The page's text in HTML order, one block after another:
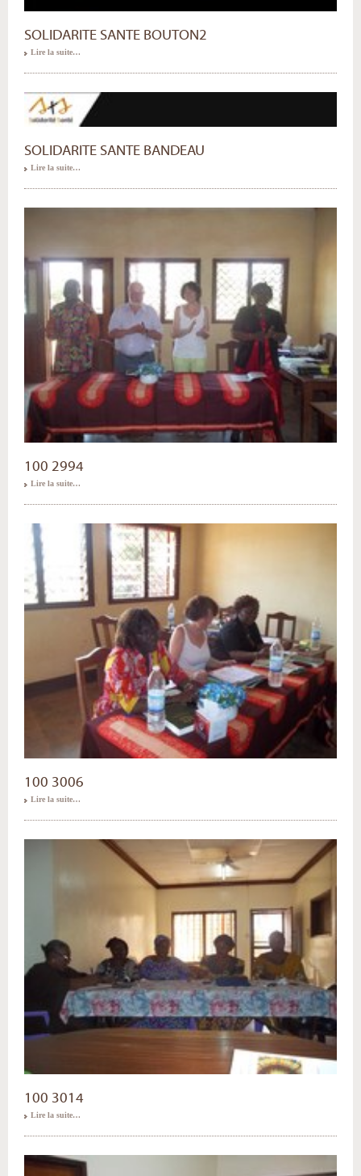
SOLIDARITE SANTE BOUTON2
Lire la suite…
SOLIDARITE SANTE BANDEAU
Lire la suite…
100 2994
Lire la suite…
100 3006
Lire la suite…
100 3014
Lire la suite…